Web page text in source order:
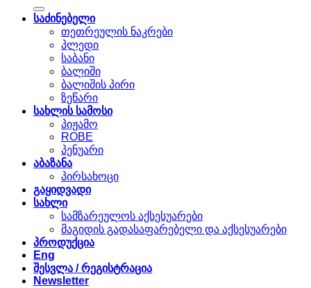
საძინებელი
თეთრეულის ნაკრები
პლედი
საბანი
ბალიში
ბალიშის პირი
ზეწარი
სახლის სამოსი
პიჟამო
ROBE
პენუარი
აბაზანა
პირსახოცი
გაყიდვადი
სახლი
სამზარეულოს აქსესუარები
მაგიდის გადასაფარებელი და აქსესუარები
პროდუქცია
Eng
შესვლა / რეგისტრაცია
Newsletter